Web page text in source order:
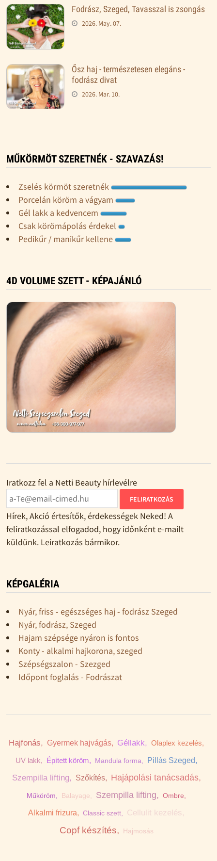
Fodrász, Szeged, Tavasszal is zsongás
2026. May. 07.
Ősz haj - természetesen elegáns -
fodrász divat
2026. Mar. 10.
MŰKÖRMÖT SZERETNÉK - SZAVAZÁS!
Zselés körmöt szeretnék
Porcelán köröm a vágyam
Gél lakk a kedvencem
Csak körömápolás érdekel
Pedikűr / manikűr kellene
4D VOLUME SZETT - KÉPAJÁNLÓ
Iratkozz fel a Netti Beauty hírlevélre
FELIRATKOZÁS
Hírek, Akció értesítők, érdekességek Neked! A
feliratkozással elfogadod, hogy időnként e-mailt
küldünk. Leiratkozás bármikor.
KÉPGALÉRIA
Nyár, friss - egészséges haj - fodrász Szeged
Nyár, fodrász, Szeged
Hajam szépsége nyáron is fontos
Konty - alkalmi hajkorona, szeged
Szépségszalon - Szezged
Időpont foglalás - Fodrászat
Hajfonás, Gyermek hajvágás, Géllakk, Olaplex kezelés,
UV lakk, Épített köröm, Mandula forma, Pillás Szeged,
Szempilla lifting, Szőkítés, Hajápolási tanácsadás,
Műköröm, Balayage, Szempilla lifting, Ombre,
Alkalmi frizura, Classic szett, Cellulit kezelés,
Copf készítés, Hajmosás